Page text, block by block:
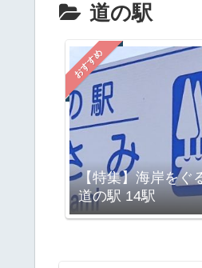
道の駅
おすすめ
【特集】海岸をぐ
道の駅 14駅